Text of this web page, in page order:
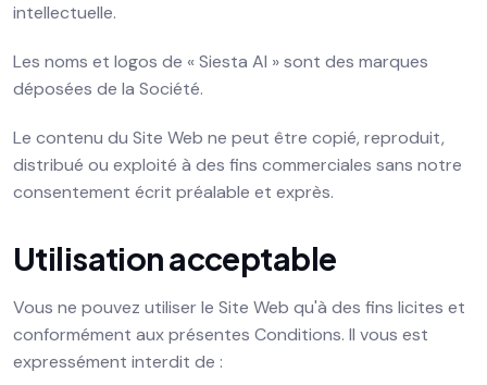
intellectuelle.
Les noms et logos de « Siesta AI » sont des marques
déposées de la Société.
Le contenu du Site Web ne peut être copié, reproduit,
distribué ou exploité à des fins commerciales sans notre
consentement écrit préalable et exprès.
Utilisation acceptable
Vous ne pouvez utiliser le Site Web qu'à des fins licites et
conformément aux présentes Conditions. Il vous est
expressément interdit de :